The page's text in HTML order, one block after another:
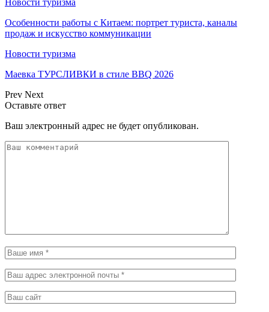
Особенности работы с Китаем: портрет туриста, каналы
продаж и искусство коммуникации
Новости туризма
Маевка ТУРСЛИВКИ в стиле BBQ 2026
Prev Next
Оставьте ответ
Ваш электронный адрес не будет опубликован.